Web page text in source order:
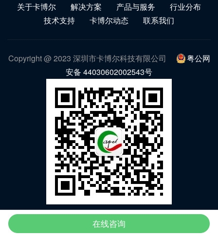
关于卡博尔 解决方案 产品与服务
行业分布
技术支持
卡博尔动态 联系我们
Copyright @ 2023 深圳市卡博尔科技有限公司
粤公网
安备 44030602002543号
微信公众号
在线咨询